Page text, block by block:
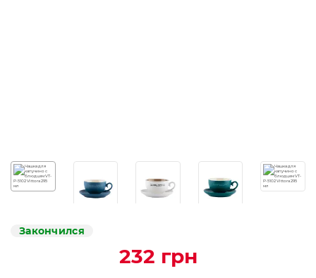
Закончился
232 грн